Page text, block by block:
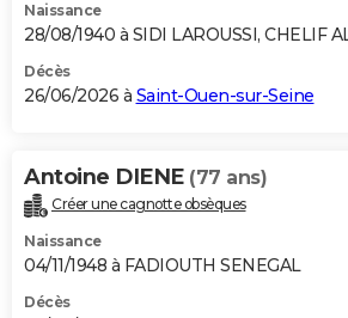
Naissance
28/08/1940 à SIDI LAROUSSI, CHELIF
Décès
26/06/2026 à Saint-Ouen-sur-Seine
Antoine DIENE (77 ans)
Créer une cagnotte obsèques
Naissance
04/11/1948 à FADIOUTH SENEGAL
Décès